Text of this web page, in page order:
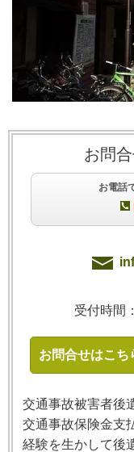
お問
お電話
受付時間
お問合せはこち
交通事故被害者後
交通事故保険金支
経験を生かして後